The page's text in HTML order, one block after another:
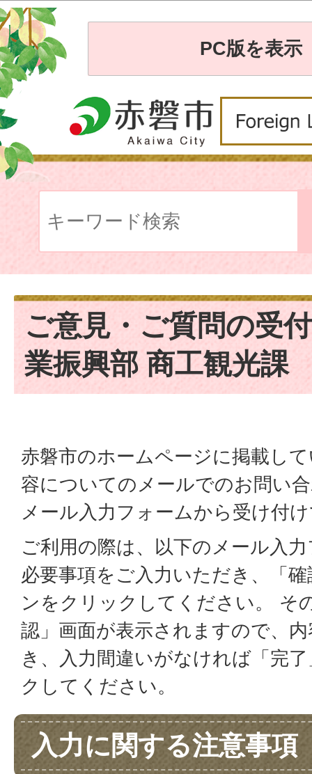
PC版を表示
ご意見・ご質問の受
業振興部 商工観光課
赤磐市のホームページに掲載し
容についてのメールでのお問い
メール入力フォームから受け付
ご利用の際は、以下のメール入
必要事項をご入力いただき、「
ンをクリックしてください。 そ
認」画面が表示されますので、
き、入力間違いがなければ「完
クしてください。
入力に関する注意事項